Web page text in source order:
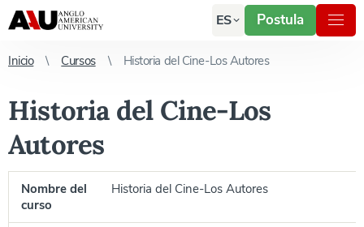
ES Postula
Inicio Cursos Historia del Cine-Los Autores
Historia del Cine-Los
Autores
Nombre del
curso
Historia del Cine-Los Autores